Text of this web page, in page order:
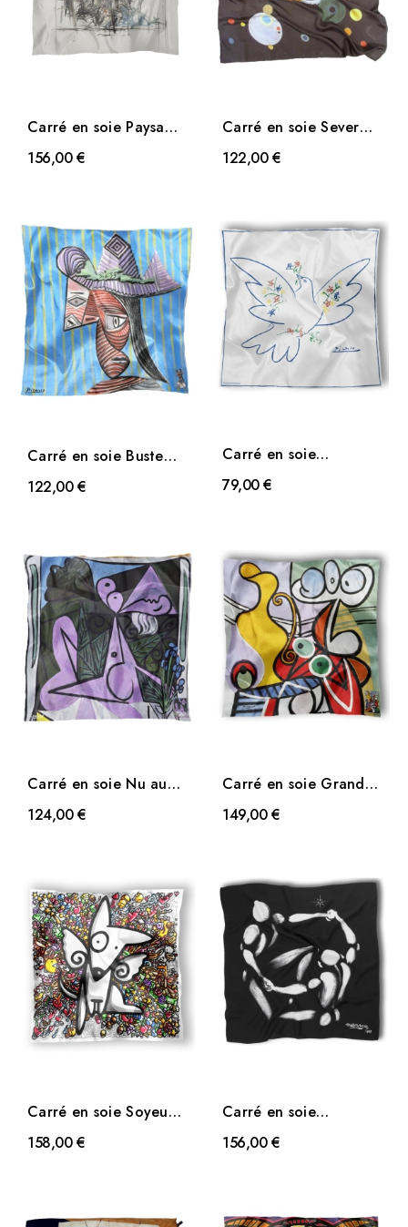
Carré en soie Paysage
à Stampa de
Giacometti
156,00 €
Carré en soie Several
Circles de Kandinsky
122,00 €
Carré en soie Buste
de femme au
chapeau...
122,00 €
Carré en soie
Colombe de Picasso
79,00 €
Carré en soie Nu au
bouquet d'iris et au...
124,00 €
Carré en soie Grande
nature morte au...
149,00 €
Carré en soie Soyeux
Totem de Jakè
158,00 €
Carré en soie
Silhouette de
Mesnager
156,00 €